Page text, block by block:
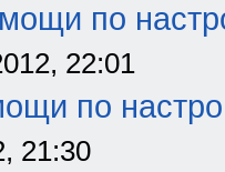
по
22:01
по
21:30